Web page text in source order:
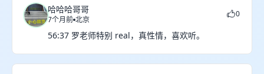
哈哈哈哥哥
7个月前 北京
0
56:37 罗老师特别 real，真性情，喜欢听。